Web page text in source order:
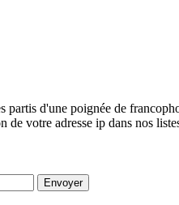
partis d'une poignée de
votre adresse ip dans nos